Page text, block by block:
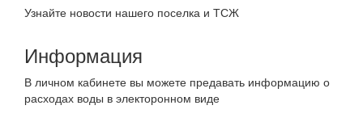
Узнайте новости нашего поселка и ТСЖ
Информация
В личном кабинете вы можете предавать информацию о
расходах воды в электоронном виде